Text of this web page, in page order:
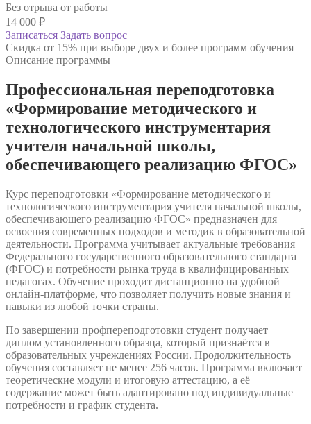
Без отрыва от работы
14 000 ₽
Записаться Задать вопрос
Скидка от 15% при выборе двух и более программ обучения
Описание программы
Профессиональная переподготовка
«Формирование методического и
технологического инструментария
учителя начальной школы,
обеспечивающего реализацию ФГОС»
Курс переподготовки «Формирование методического и
технологического инструментария учителя начальной школы,
обеспечивающего реализацию ФГОС» предназначен для
освоения современных подходов и методик в образовательной
деятельности. Программа учитывает актуальные требования
Федерального государственного образовательного стандарта
(ФГОС) и потребности рынка труда в квалифицированных
педагогах. Обучение проходит дистанционно на удобной
онлайн-платформе, что позволяет получить новые знания и
навыки из любой точки страны.
По завершении профпереподготовки студент получает
диплом установленного образца, который признаётся в
образовательных учреждениях России. Продолжительность
обучения составляет не менее 256 часов. Программа включает
теоретические модули и итоговую аттестацию, а её
содержание может быть адаптировано под индивидуальные
потребности и график студента.